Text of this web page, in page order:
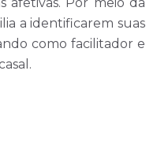
a identificarem suas
como facilitador e